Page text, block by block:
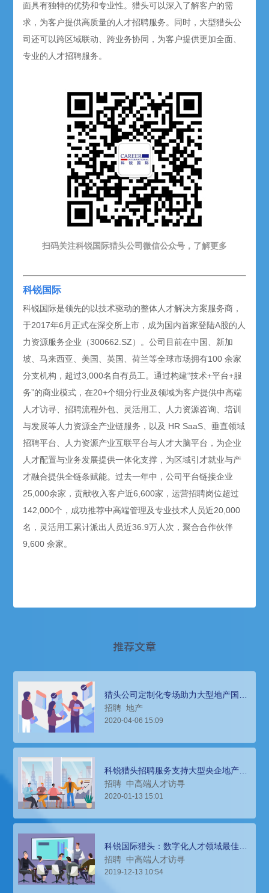
面具有独特的优势和专业性。猎头可以深入了解客户的需
求，为客户提供高质量的人才招聘服务。同时，大型猎头公
司还可以跨区域联动、跨业务协同，为客户提供更加全面、
专业的人才招聘服务。
扫码关注科锐国际猎头公司微信公众号，了解更多
科锐国际
科锐国际是领先的以技术驱动的整体人才解决方案服务商，
于2017年6月正式在深交所上市，成为国内首家登陆A股的人
力资源服务企业（300662.SZ）。公司目前在中国、新加
坡、马来西亚、美国、英国、荷兰等全球市场拥有100 余家
分支机构，超过3,000名自有员工。通过构建“技术+平台+服
务”的商业模式，在20+个细分行业及领域为客户提供中高端
人才访寻、招聘流程外包、灵活用工、人力资源咨询、培训
与发展等人力资源全产业链服务，以及 HR SaaS、垂直领域
招聘平台、人力资源产业互联平台与人才大脑平台，为企业
人才配置与业务发展提供一体化支撑，为区域引才就业与产
才融合提供全链条赋能。过去一年中，公司平台链接企业
25,000余家，贡献收入客户近6,600家，运营招聘岗位超过
142,000个，成功推荐中高端管理及专业技术人员近20,000
名，灵活用工累计派出人员近36.9万人次，聚合合作伙伴
9,600 余家。
推荐文章
猎头公司定制化专场助力大型地产国企
进驻新区域
招聘 地产
2020-04-06 15:09
科锐猎头招聘服务支持大型央企地产集
团获取本土高端人才
招聘 中高端人才访寻
2020-01-13 15:01
科锐国际猎头：数字化人才领域最佳供
应商
招聘 中高端人才访寻
2019-12-13 10:54